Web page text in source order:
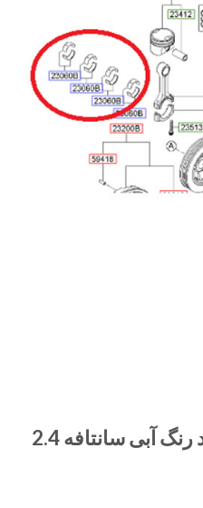
یاتاقان متحرک استاندارد رنگ آبی سانتافه 2.4